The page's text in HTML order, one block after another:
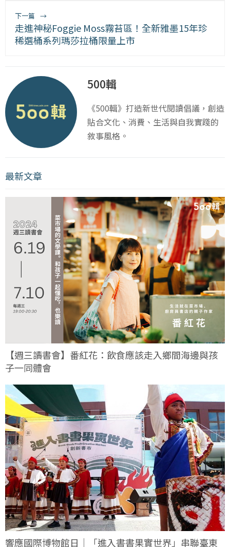
下一篇 →
走進神秘Foggie Moss霧苔區！全新雅墨15年珍
稀選桶系列瑪莎拉桶限量上市
500輯
《500輯》打造新世代閱讀倡議，創造
貼合文化、消費、生活與自我實踐的
敘事風格。
最新文章
【週三讀書會】番紅花：飲食應該走入鄉間海邊與孩
子一同體會
響應國際博物館日｜「進入書書果實世界」串聯臺東